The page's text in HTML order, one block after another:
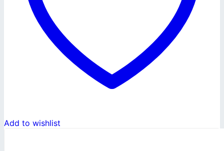
Add to wishlist